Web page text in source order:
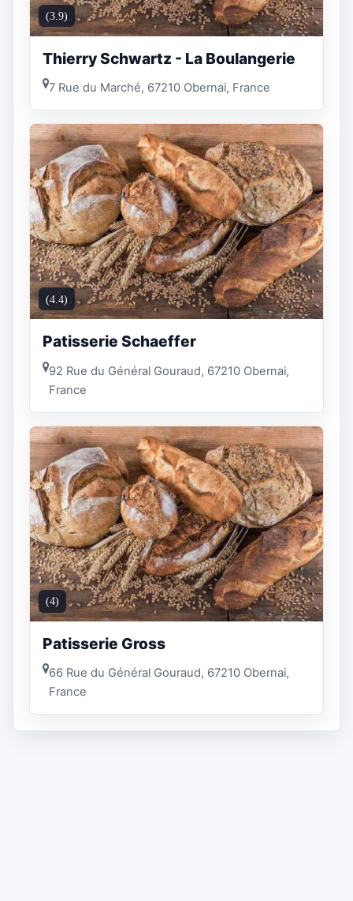
(3.9)
Thierry Schwartz - La Boulangerie
7 Rue du Marché, 67210 Obernai, France
(4.4)
Patisserie Schaeffer
92 Rue du Général Gouraud, 67210 Obernai,
France
(4)
Patisserie Gross
66 Rue du Général Gouraud, 67210 Obernai,
France